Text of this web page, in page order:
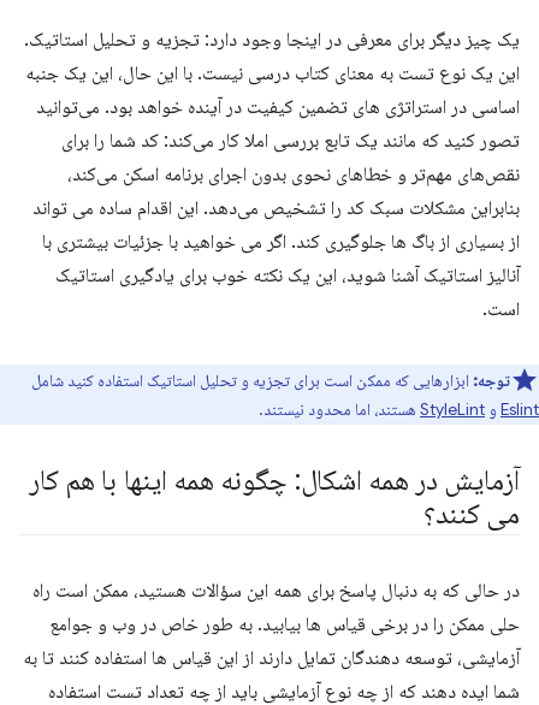
یک چیز دیگر برای معرفی در اینجا وجود دارد: تجزیه و تحلیل استاتیک.
این یک نوع تست به معنای کتاب درسی نیست. با این حال، این یک جنبه
اساسی در استراتژی های تضمین کیفیت در آینده خواهد بود. می‌توانید
تصور کنید که مانند یک تابع بررسی املا کار می‌کند: کد شما را برای
نقص‌های مهم‌تر و خطاهای نحوی بدون اجرای برنامه اسکن می‌کند،
بنابراین مشکلات سبک کد را تشخیص می‌دهد. این اقدام ساده می تواند
از بسیاری از باگ ها جلوگیری کند. اگر می خواهید با جزئیات بیشتری با
آنالیز استاتیک آشنا شوید، این یک نکته خوب برای یادگیری استاتیک
است.
توجه: ابزارهایی که ممکن است برای تجزیه و تحلیل استاتیک استفاده کنید شامل
Eslint و StyleLint هستند، اما محدود نیستند.
آزمایش در همه اشکال: چگونه همه اینها با هم کار
می کنند؟
در حالی که به دنبال پاسخ برای همه این سؤالات هستید، ممکن است راه
حلی ممکن را در برخی قیاس ها بیابید. به طور خاص در وب و جوامع
آزمایشی، توسعه دهندگان تمایل دارند از این قیاس ها استفاده کنند تا به
شما ایده دهند که از چه نوع آزمایشی باید از چه تعداد تست استفاده